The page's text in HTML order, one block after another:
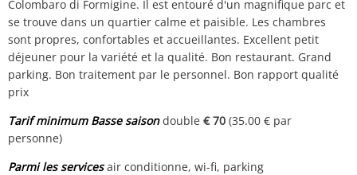
Colombaro di Formigine. Il est entouré d'un magnifique parc et
se trouve dans un quartier calme et paisible. Les chambres
sont propres, confortables et accueillantes. Excellent petit
déjeuner pour la variété et la qualité. Bon restaurant. Grand
parking. Bon traitement par le personnel. Bon rapport qualité
prix
Tarif minimum Basse saisondouble€ 70 (35.00 € par
personne)
Parmi les servicesair conditionne, wi-fi, parking